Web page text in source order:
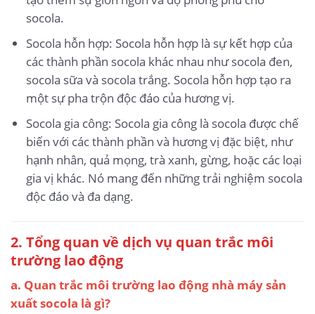
socola.
Socola hỗn hợp: Socola hỗn hợp là sự kết hợp của
các thành phần socola khác nhau như socola đen,
socola sữa và socola trắng. Socola hỗn hợp tạo ra
một sự pha trộn độc đáo của hương vị.
Socola gia công: Socola gia công là socola được chế
biến với các thành phần và hương vị đặc biệt, như
hạnh nhân, quả mọng, trà xanh, gừng, hoặc các loại
gia vị khác. Nó mang đến những trải nghiệm socola
độc đáo và đa dạng.
2. Tổng quan về dịch vụ quan trắc môi
trường lao động
a. Quan trắc môi trường lao động nhà máy sản
xuất socola là gì?